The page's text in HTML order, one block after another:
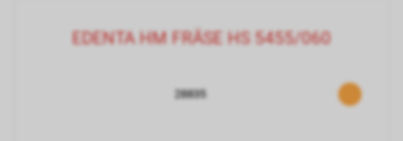
EDENTA HM FRÄSE HS 5455/060
28835